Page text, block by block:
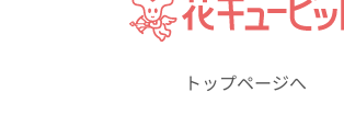
トップページへ